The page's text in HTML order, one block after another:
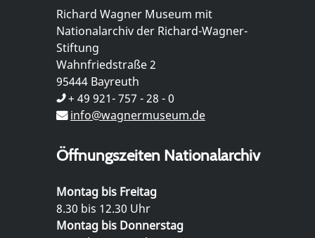
Richard Wagner Museum mit
Nationalarchiv der Richard-Wagner-
Stiftung
Wahnfriedstraße 2
95444 Bayreuth
+ 49 921- 757 - 28 - 0
info@wagnermuseum.de
Öffnungszeiten Nationalarchiv
Montag bis Freitag
8.30 bis 12.30 Uhr
Montag bis Donnerstag